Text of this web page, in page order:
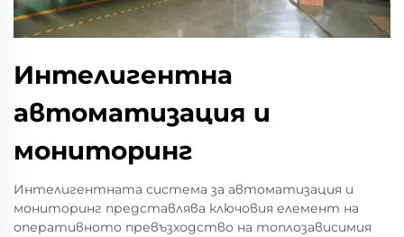
Интелигентна
автоматизация и
мониторинг
Интелигентната система за автоматизация и
мониторинг представлява ключовия елемент на
оперативното превъзходство на топлозависимия